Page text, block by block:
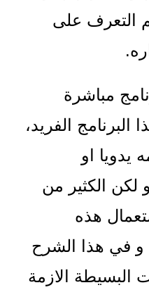
التعرف على
مباشرة
البرنامج الفريد،
يدويا او
الكثير من
هذه
و في هذا الشرح
الازمة